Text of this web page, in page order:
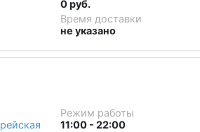
0 руб.
Время доставки
не указано
Режим работы
11:00 - 22:00